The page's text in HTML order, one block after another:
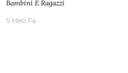
Bambini E Ragazzi
5 Mesi Fa